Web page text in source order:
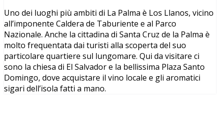
Uno dei luoghi più ambiti di La Palma è Los Llanos, vicino
all’imponente Caldera de Taburiente e al Parco
Nazionale. Anche la cittadina di Santa Cruz de la Palma è
molto frequentata dai turisti alla scoperta del suo
particolare quartiere sul lungomare. Qui da visitare ci
sono la chiesa di El Salvador e la bellissima Plaza Santo
Domingo, dove acquistare il vino locale e gli aromatici
sigari dell’isola fatti a mano.